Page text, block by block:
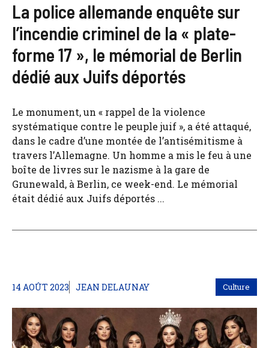
La police allemande enquête sur
l’incendie criminel de la « plate-
forme 17 », le mémorial de Berlin
dédié aux Juifs déportés
Le monument, un « rappel de la violence
systématique contre le peuple juif », a été attaqué,
dans le cadre d’une montée de l’antisémitisme à
travers l’Allemagne. Un homme a mis le feu à une
boîte de livres sur le nazisme à la gare de
Grunewald, à Berlin, ce week-end. Le mémorial
était dédié aux Juifs déportés ...
14 AOÛT 2023 JEAN DELAUNAY Culture